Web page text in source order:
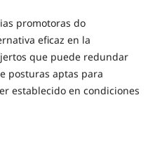
promotoras do
eficaz en la
que puede redundar
posturas aptas para
establecido en condiciones